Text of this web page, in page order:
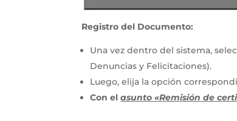
Registro del Documento:
Una vez dentro del sistema,
Denuncias y Felicitaciones).
Luego, elija la opción
Con elasunto «Remisión de